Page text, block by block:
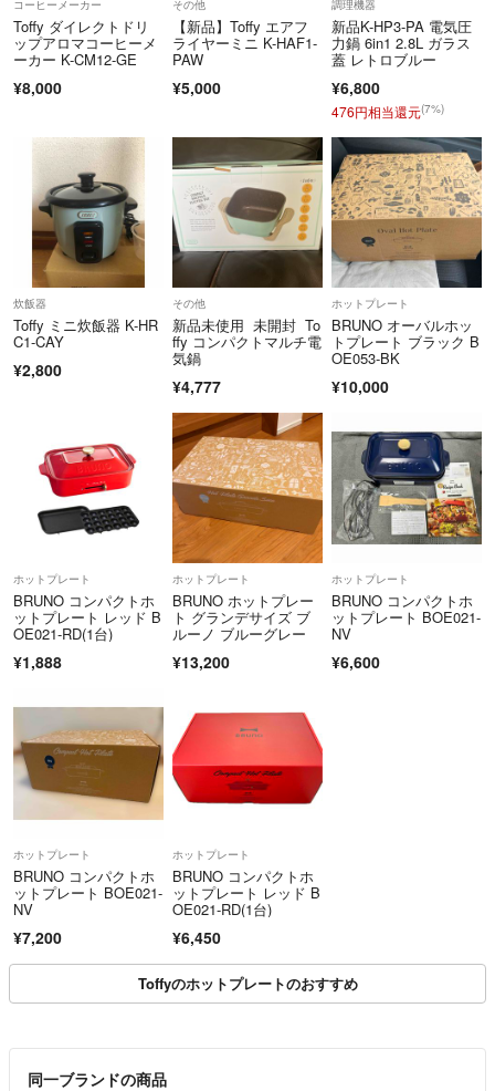
コーヒーメーカー
Toffy ダイレクトドリ
ップアロマコーヒーメ
ーカー K-CM12-GE
¥8,000
その他
【新品】Toffy エアフ
ライヤーミニ K-HAF1-
PAW
¥5,000
調理機器
新品K-HP3-PA 電気圧
力鍋 6in1 2.8L ガラス
蓋 レトロブルー
¥6,800
476円相当還元(7%)
炊飯器
Toffy ミニ炊飯器 K-HR
C1-CAY
¥2,800
その他
新品未使用 未開封 To
ffy コンパクトマルチ電
気鍋
¥4,777
ホットプレート
BRUNO オーバルホッ
トプレート ブラック B
OE053-BK
¥10,000
ホットプレート
BRUNO コンパクトホ
ットプレート レッド B
OE021-RD(1台)
¥1,888
ホットプレート
BRUNO ホットプレー
ト グランデサイズ ブ
ルーノ ブルーグレー
¥13,200
ホットプレート
BRUNO コンパクトホ
ットプレート BOE021-
NV
¥6,600
ホットプレート
BRUNO コンパクトホ
ットプレート BOE021-
NV
¥7,200
ホットプレート
BRUNO コンパクトホ
ットプレート レッド B
OE021-RD(1台)
¥6,450
Toffyのホットプレートのおすすめ
同一ブランドの商品